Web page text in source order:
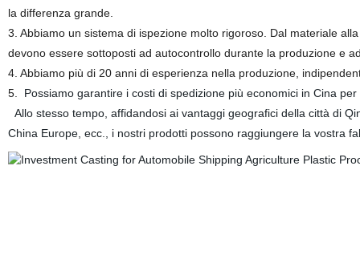
la differenza grande.
3. Abbiamo un sistema di ispezione molto rigoroso. Dal materiale
devono essere sottoposti ad autocontrollo durante la produzione e
4. Abbiamo più di 20 anni di esperienza nella produzione,
5.
Possiamo garantire i costi di spedizione più economici in Cina
Allo stesso tempo, affidandosi ai vantaggi geografici della città di
China Europe, ecc., i nostri prodotti possono raggiungere la vostra